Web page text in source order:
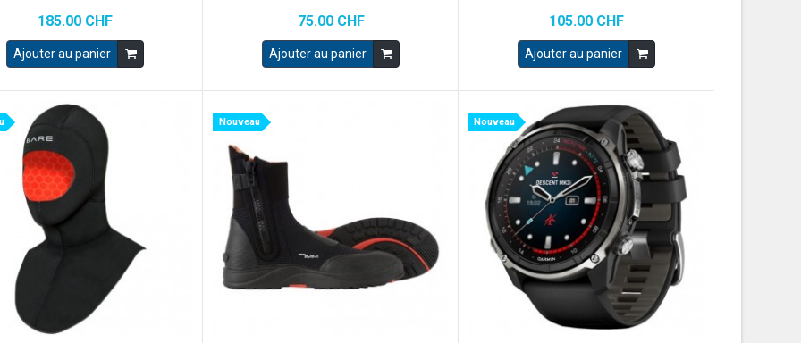
185.00 CHF
Ajouter au panier
75.00 CHF
Ajouter au panier
105.00 CHF
Ajouter au panier
Nouveau Nouveau